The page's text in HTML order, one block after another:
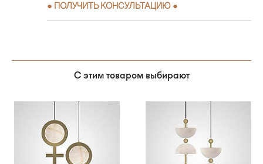
● ПОЛУЧИТЬ КОНСУЛЬТАЦИЮ ●
С этим товаром выбирают